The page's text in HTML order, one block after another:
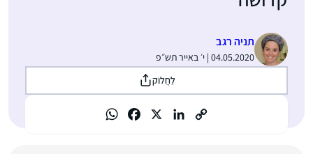
תניה רגב
04.05.2020 | י׳ באייר תש״פ
לַחֲלוֹק